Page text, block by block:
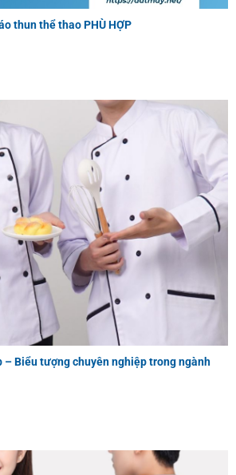
thun thể thao PHÙ HỢP
– Biểu tượng chuyên nghiệp trong ngành